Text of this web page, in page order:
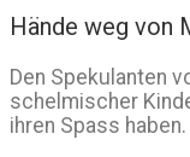
Hände weg von
Den Spekulanten
schelmischer
ihren Spass haben.